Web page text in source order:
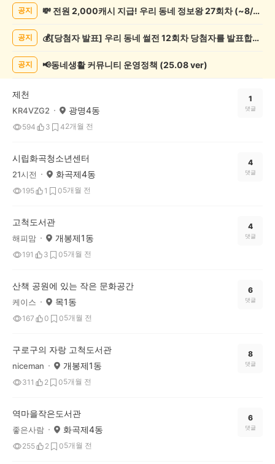
화/
목
공지 💸 전원 2,000캐시 지급! 우리 동네 정보왕 27회차 (~8/10)
공지 💰[당첨자 발표] 우리 동네 썰전 12회차 당첨자를 발표합니다!
공지 📢동네생활 커뮤니티 운영정책 (25.08 ver)
제천
KR4VZG2 광명4동
594 3 42개월 전
1
댓글
시립화곡청소년센터
21시전 화곡제4동
195 1 05개월 전
4
댓글
고척도서관
해피맘 개봉제1동
191 3 05개월 전
4
댓글
산책 공원에 있는 작은 문화공간
케이스 목1동
167 0 05개월 전
6
댓글
구로구의 자랑 고척도서관
niceman 개봉제1동
311 2 05개월 전
8
댓글
역마을작은도서관
좋은사람 화곡제4동
255 2 05개월 전
6
댓글